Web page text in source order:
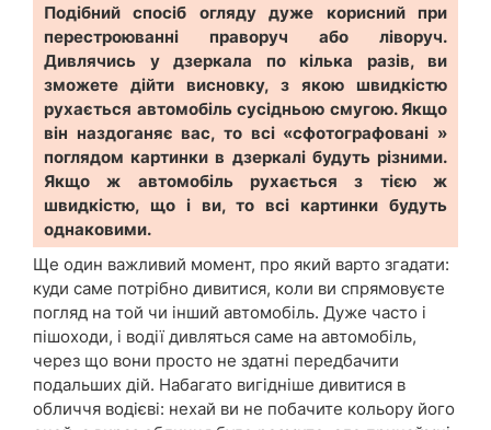
Подібний спосіб огляду дуже корисний при
перестроюванні праворуч або ліворуч.
Дивлячись у дзеркала по кілька разів, ви
зможете дійти висновку, з якою швидкістю
рухається автомобіль сусідньою смугою. Якщо
він наздоганяє вас, то всі «сфотографовані »
поглядом картинки в дзеркалі будуть різними.
Якщо ж автомобіль рухається з тією ж
швидкістю, що і ви, то всі картинки будуть
однаковими.
Ще один важливий момент, про який варто згадати:
куди саме потрібно дивитися, коли ви спрямовуєте
погляд на той чи інший автомобіль. Дуже часто і
пішоходи, і водії дивляться саме на автомобіль,
через що вони просто не здатні передбачити
подальших дій. Набагато вигідніше дивитися в
обличчя водієві: нехай ви не побачите кольору його